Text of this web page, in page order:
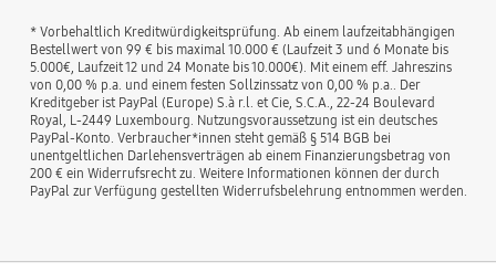
* Vorbehaltlich Kreditwürdigkeitsprüfung. Ab einem laufzeitabhängigen
Bestellwert von 99 € bis maximal 10.000 € (Laufzeit 3 und 6 Monate bis
5.000€, Laufzeit 12 und 24 Monate bis 10.000€). Mit einem eff. Jahreszins
von 0,00 % p.a. und einem festen Sollzinssatz von 0,00 % p.a.. Der
Kreditgeber ist PayPal (Europe) S.à r.l. et Cie, S.C.A., 22-24 Boulevard
Royal, L-2449 Luxembourg. Nutzungsvoraussetzung ist ein deutsches
PayPal-Konto. Verbraucher*innen steht gemäß § 514 BGB bei
unentgeltlichen Darlehensverträgen ab einem Finanzierungsbetrag von
200 € ein Widerrufsrecht zu. Weitere Informationen können der durch
PayPal zur Verfügung gestellten Widerrufsbelehrung entnommen werden.